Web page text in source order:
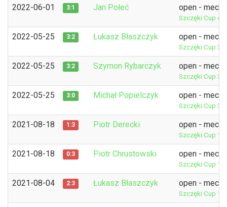
2022-06-01 3:1 Jan Połeć open - mecz
Szczęki Cup 4
2022-05-25 3:2 Łukasz Błaszczyk open - mecz
Szczęki Cup 3
2022-05-25 3:2 Szymon Rybarczyk open - mecz
Szczęki Cup 3
2022-05-25 3:0 Michał Popielczyk open - mecz
Szczęki Cup 3
2021-08-18 1:3 Piotr Derecki open - mecz
Szczęki Cup
2021-08-18 0:3 Piotr Chrustowski open - mecz
Szczęki Cup
2021-08-04 2:3 Łukasz Błaszczyk open - mecz
Szczęki Cup